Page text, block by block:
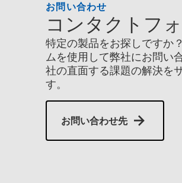
お問い合わせ
コンタクトフ
特定の製品をお探しですか
ムを使用して弊社にお問い
社の直面する課題の解決を
す。
お問い合わせ先